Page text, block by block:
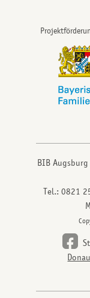
BIB Augsburg
Tel.: 0821